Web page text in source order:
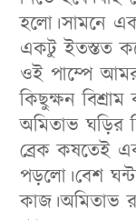
হলো।সামনে
একটু ইতস্তত
ওই পাম্পে
কিছুক্ষন
অমিতাভ ঘড়ির
ব্রেক কষতেই
পড়লো।বেশ
কাজ।অমিতাভ